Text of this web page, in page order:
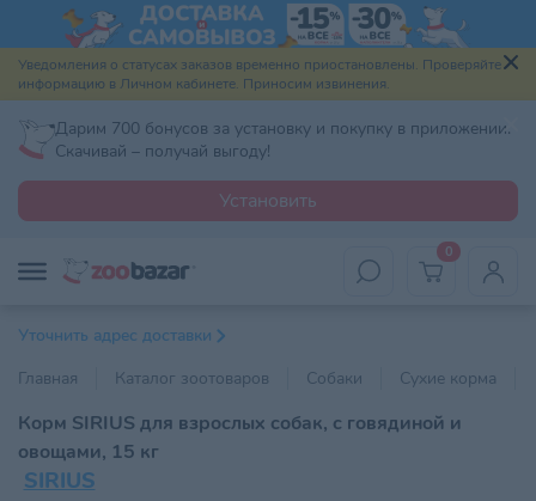
Уведомления о статусах заказов временно приостановлены. Проверяйте
информацию в Личном кабинете. Приносим извинения.
Дарим 700 бонусов за установку и покупку в приложении.
Скачивай – получай выгоду!
Установить
0
Уточнить адрес доставки
Главная
Каталог зоотоваров Собаки Сухие корма
Корм SIRIUS для взрослых собак, с говядиной и
овощами, 15 кг
SIRIUS